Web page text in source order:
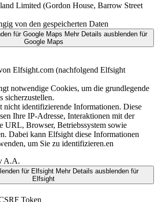
Limited (Gordon House, Barrow Street
von den gespeicherten Daten
für Google Maps Mehr Details ausblendenfür
Google Maps
Elfsight.com (nachfolgend Elfsight
notwendige Cookies, um die grundlegende
sicherzustellen.
nicht identifizierende Informationen. Diese
Ihre IP-Adresse, Interaktionen mit der
URL, Browser, Betriebssystem sowie
Dabei kann Elfsight diese Informationen
um Sie zu identifizieren.en
A.A.
für Elfsight Mehr Details ausblenden für
Elfsight
Token